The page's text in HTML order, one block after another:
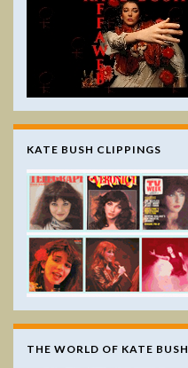
KATE BUSH CLIPPINGS
THE WORLD OF KATE BUSH